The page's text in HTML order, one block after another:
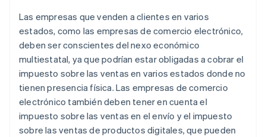
Las empresas que venden a clientes en varios
estados, como las empresas de comercio electrónico,
deben ser conscientes del nexo económico
multiestatal, ya que podrían estar obligadas a cobrar el
impuesto sobre las ventas en varios estados donde no
tienen presencia física. Las empresas de comercio
electrónico también deben tener en cuenta el
impuesto sobre las ventas en el envío y el impuesto
sobre las ventas de productos digitales, que pueden